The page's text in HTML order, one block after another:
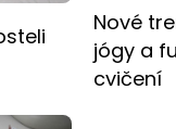
Nové
jógy a
cvičení